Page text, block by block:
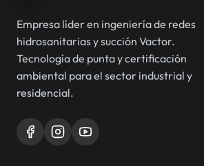
Empresa líder en ingeniería de redes
hidrosanitarias y succión Vactor.
Tecnología de punta y certificación
ambiental para el sector industrial y
residencial.